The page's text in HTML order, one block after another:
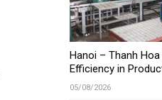
Hanoi – Thanh
Efficiency in
05/08/2026